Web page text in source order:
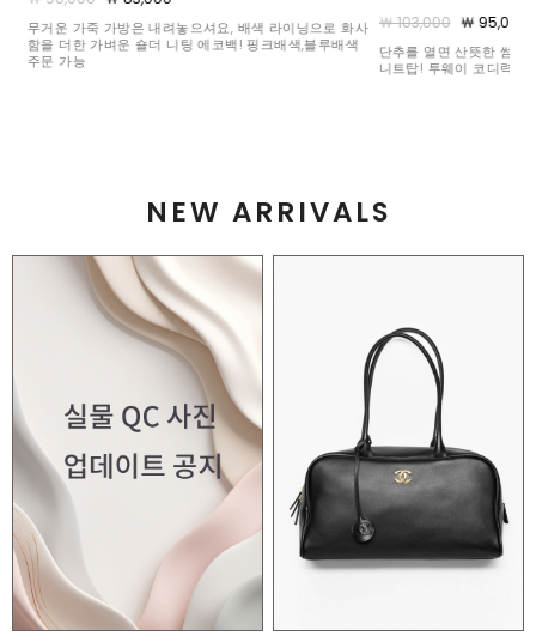
라이닝으로 화사
배색,블루배색
￦ 103,000 ￦ 95,000
단추를 열면 산뜻한 썸머 가디건, 잠그면 품위 있는 카라
포켓 속에
분 좋은
NEW ARRIVALS